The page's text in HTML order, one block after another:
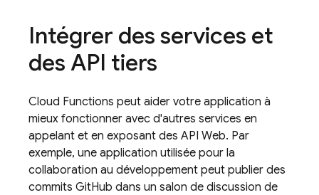
Intégrer des services et
des API tiers
Cloud Functions peut aider votre application à
mieux fonctionner avec d'autres services en
appelant et en exposant des API Web. Par
exemple, une application utilisée pour la
collaboration au développement peut publier des
commits GitHub dans un salon de discussion de